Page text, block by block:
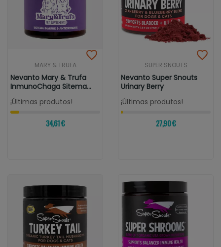
MARY & TRUFA
Nevanto Mary & Trufa
InmunoChaga Sitema
Inmune Y...
¡Últimas produtos!
34,61 €
SUPER SNOUTS
Nevanto Super Snouts
Urinary Berry
¡Últimas produtos!
27,90 €